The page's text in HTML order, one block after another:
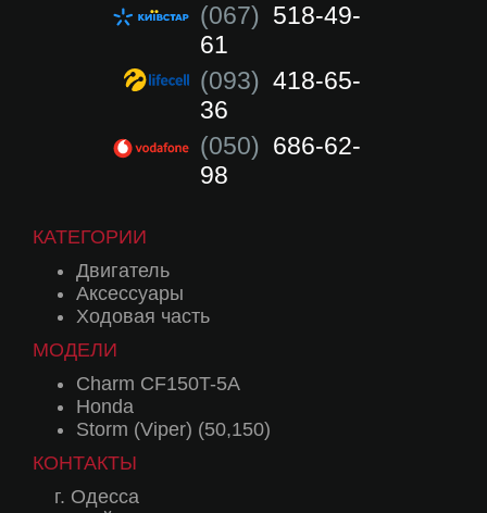
(067) 518-49-
61
(093) 418-65-
36
(050) 686-62-
98
КАТЕГОРИИ
Двигатель
Аксессуары
Ходовая часть
МОДЕЛИ
Charm CF150T-5A
Honda
Storm (Viper) (50,150)
КОНТАКТЫ
г. Одесса